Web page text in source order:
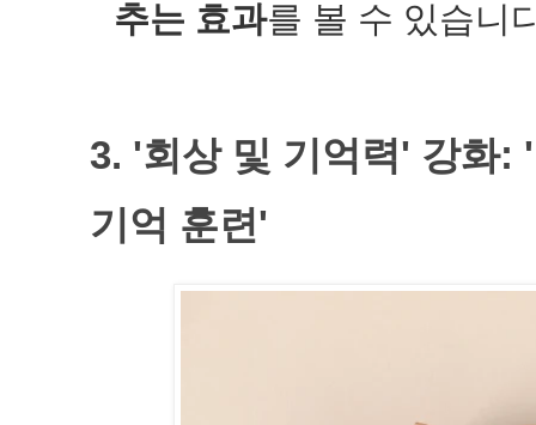
추는 효과를 볼 수 있습니
3. '회상 및 기억력' 강화:
기억 훈련'